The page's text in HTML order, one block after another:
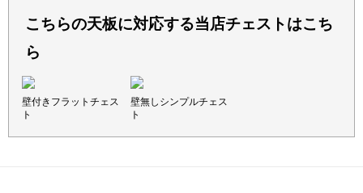
こちらの天板に対応する当店チェストはこち
ら
壁付きフラットチェス
ト
壁無しシンプルチェス
ト